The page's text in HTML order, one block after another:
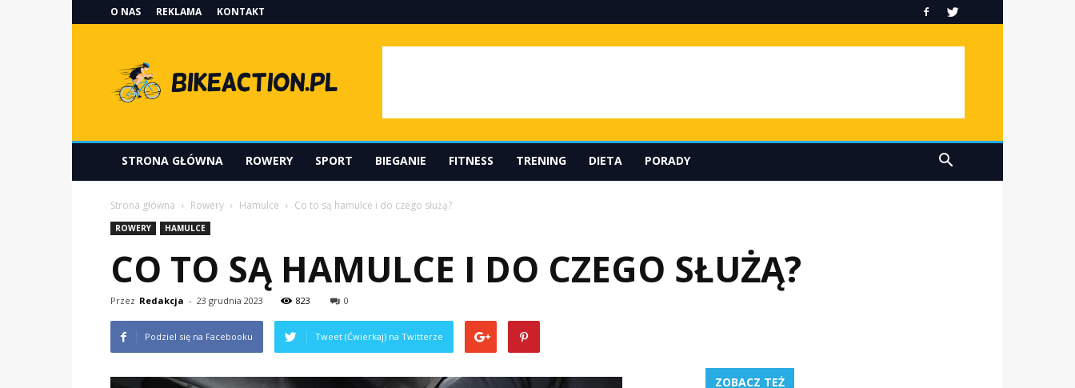
O NAS REKLAMA KONTAKT
STRONA GŁÓWNA ROWERY SPORT BIEGANIE FITNESS TRENING DIETA PORADY
Strona główna Rowery Hamulce Co to są hamulce i do czego służą?
ROWERY HAMULCE
CO TO SĄ HAMULCE I DO CZEGO SŁUŻĄ?
Przez Redakcja - 23 grudnia 2023 823 0
Podziel się na Facebooku Tweet (Ćwierkaj) na Twitterze
ZOBACZ TEŻ